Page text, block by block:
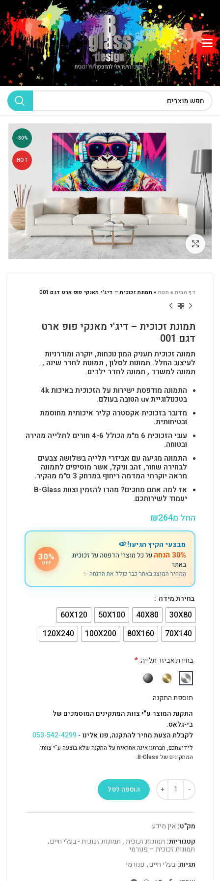
-30%
HOT
לחץ להגדלה
דף הבית» חנות»תמונת זכוכית – דיג'י מאנקי פופ ארט דגם 001
תמונת זכוכית – דיג'י מאנקי פופ ארט
דגם 001
תמונה זכוכית תעניק המון נוכחות, יוקרה ומודרניות
לעיצוב החלל. תמונות לסלון , תמונות לחדר שינה ,
תמונה למשרד , תמונה לחדר ילדים.
התמונה מודפסת ישירות על הזכוכית באיכות 4k
בטכנולוגיית uv הטובה בעולם.
מדובר בזכוכית אקסטרה קליר איכותית מחוסמת
ובטיחותית.
עובי הזכוכית 6 מ"מ הכולל 4-6 חורים לתלייה מהירה
ובטוחה.
התמונה מגיעה עם אביזרי תלייה בשלושה צבעים
לבחירה שחור, זהב וניקל, אשר מוסיפים לתמונה
מראה יוקרתי המדמה ריחוף במרחק 3 ס"מ מהקיר.
אז למה אתם מחכים? מהרו להזמין וצוות B-Glass
יעמוד לשירותכם.
החל מ ₪264
מבצעי הקיץ הגיעו! 🍉
30% הנחה
על כל מוצרי הדפסה על זכוכית
באתר
המחיר המוצג באתר כבר כולל את ההנחה ✨
30%
OFF
בחירת מידה
30X80
40X80
50X100
60X120
70X140
80X160
100X200
120X240
בחירת אביזר תלייה:*
תוספת התקנה
התקנת המוצר ע"י צוות המתקינים המוסמכים של
בי-גלאס.
לקבלת הצעת מחיר להתקנה, פנו אלינו -053-542-4299
לידיעתכם, חברתנו אינה אחראית על התקנה שלא בוצעה ע"י צוותי
המתקינים של B-Glass.
הוספה לסל
מק"ט: אין מידע
קטגוריות: תמונות זכוכית, תמונות זכוכית - בעלי חיים,
תמונות זכוכית – פנורמי
תגיות: בעלי חיים, פנורמי